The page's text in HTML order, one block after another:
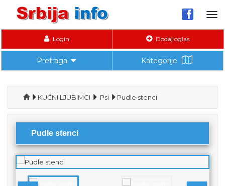
Login Dodaj oglas
Pretraga Kategorije
KUĆNI LJUBIMCI Psi Pudle stenci
Pudle stenci